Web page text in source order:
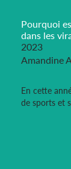
Pourquoi
dans les
2023
Amandine
En cette
de sports et